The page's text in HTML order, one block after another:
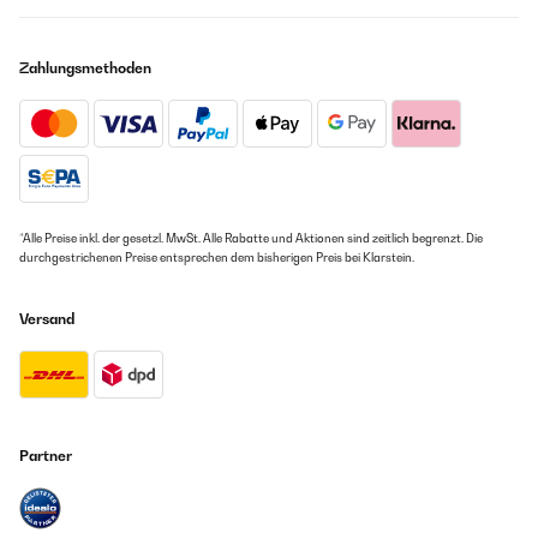
Zahlungsmethoden
*Alle Preise inkl. der gesetzl. MwSt. Alle Rabatte und Aktionen sind zeitlich begrenzt. Die
durchgestrichenen Preise entsprechen dem bisherigen Preis bei Klarstein.
Versand
Partner